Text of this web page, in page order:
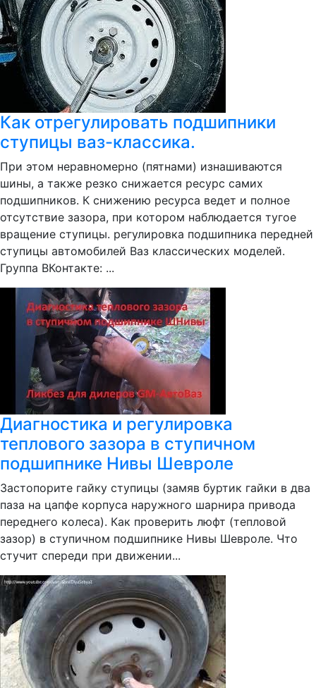
Как отрегулировать подшипники
ступицы ваз-классика.
При этом неравномерно (пятнами) изнашиваются
шины, а также резко снижается ресурс самих
подшипников. К снижению ресурса ведет и полное
отсутствие зазора, при котором наблюдается тугое
вращение ступицы. регулировка подшипника передней
ступицы автомобилей Ваз классических моделей.
Группа ВКонтакте: ...
Диагностика и регулировка
теплового зазора в ступичном
подшипнике Нивы Шевроле
Застопорите гайку ступицы (замяв буртик гайки в два
паза на цапфе корпуса наружного шарнира привода
переднего колеса). Как проверить люфт (тепловой
зазор) в ступичном подшипнике Нивы Шевроле. Что
стучит спереди при движении...